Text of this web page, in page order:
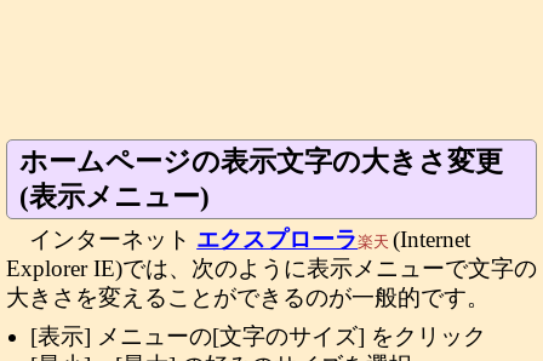
ホームページの表示文字の大きさ変更
(表示メニュー)
インターネット エクスプローラ楽天(Internet
Explorer IE)では、次のように表示メニューで文字の
大きさを変えることができるのが一般的です。
[表示] メニューの[文字のサイズ] をクリック